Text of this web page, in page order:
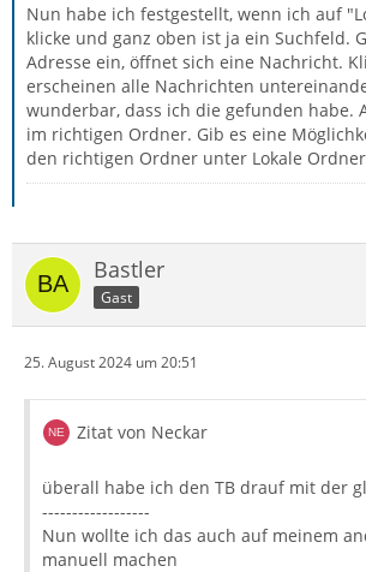
Nun habe ich festgestellt, wenn ich auf
klicke und ganz oben ist ja ein Suchfeld.
Adresse ein, öffnet sich eine Nachricht.
erscheinen alle Nachrichten
wunderbar, dass ich die gefunden habe.
im richtigen Ordner. Gib es eine
den richtigen Ordner unter Lokale
Bastler
Gast
25. August 2024 um 20:51
Zitat von Neckar
überall habe ich den TB drauf mit der
------------------
Nun wollte ich das auch auf meinem
manuell machen